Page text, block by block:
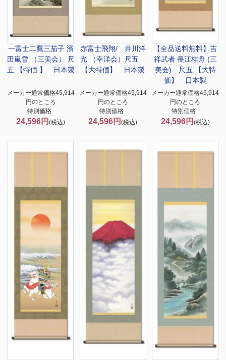
一富士二鷹三茄子 濱
田嵐雪 （三美会） 尺
五 【特価 】 日本製
メーカー通常価格45,914
円のところ
特別価格
24,596円(税込)
赤富士飛翔/ 井川洋
光 （幸洋会）尺五
【大特価】 日本製
メーカー通常価格45,914
円のところ
特別価格
24,596円(税込)
【全品送料無料】吉
祥武者 長江桂舟 (三
美会) 尺五 【大特
価】 日本製
メーカー通常価格45,914
円のところ
特別価格
24,596円 (税込)